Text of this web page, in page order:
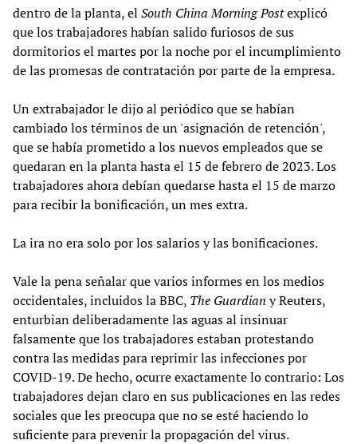
dentro de la planta, el South China Morning Postexplicó
que los trabajadores habían salido furiosos de sus
dormitorios el martes por la noche por el incumplimiento
de las promesas de contratación por parte de la empresa.
Un extrabajador le dijo al periódico que se habían
cambiado los términos de un 'asignación de retención',
que se había prometido a los nuevos empleados que se
quedaran en la planta hasta el 15 de febrero de 2023. Los
trabajadores ahora debían quedarse hasta el 15 de marzo
para recibir la bonificación, un mes extra.
La ira no era solo por los salarios y las bonificaciones.
Vale la pena señalar que varios informes en los medios
occidentales, incluidos la BBC, The Guardian y Reuters,
enturbian deliberadamente las aguas al insinuar
falsamente que los trabajadores estaban protestando
contra las medidas para reprimir las infecciones por
COVID-19. De hecho, ocurre exactamente lo contrario: Los
trabajadores dejan claro en sus publicaciones en las redes
sociales que les preocupa que no se esté haciendo lo
suficiente para prevenir la propagación del virus.